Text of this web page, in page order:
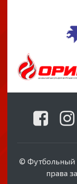
© Футбольный
права